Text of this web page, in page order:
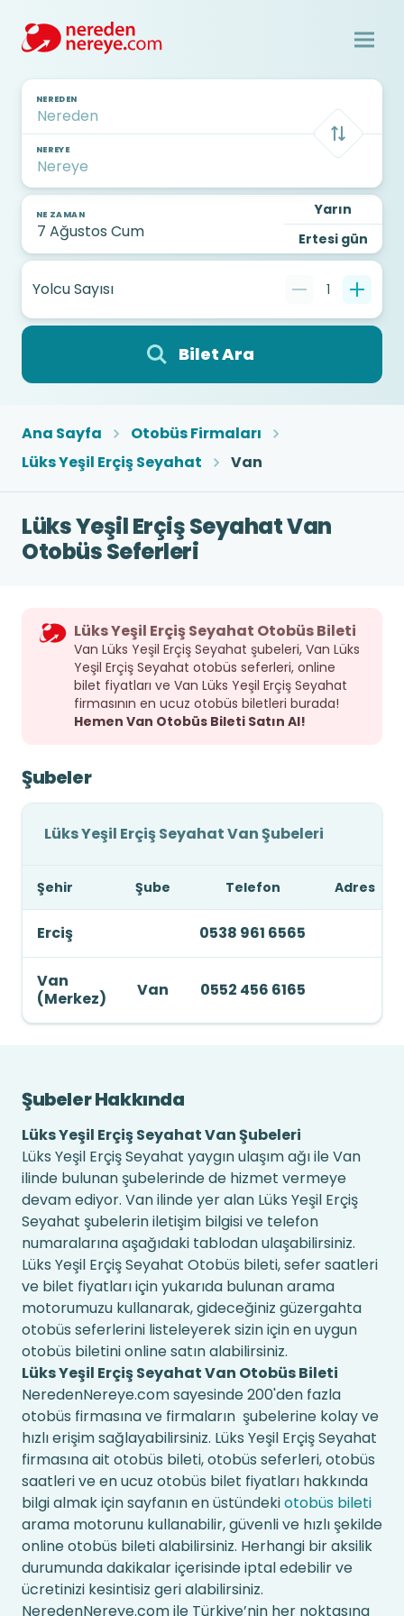
NEREDEN
NEREYE
NE ZAMAN
Yarın
Ertesi gün
Yolcu Sayısı 1
Bilet Ara
Ana Sayfa
Otobüs Firmaları
Lüks Yeşil Erçiş Seyahat
Van
Lüks Yeşil Erçiş Seyahat Van
Otobüs Seferleri
Lüks Yeşil Erçiş Seyahat Otobüs Bileti
Van Lüks Yeşil Erçiş Seyahat şubeleri, Van Lüks
Yeşil Erçiş Seyahat otobüs seferleri, online
bilet fiyatları ve Van Lüks Yeşil Erçiş Seyahat
firmasının en ucuz otobüs biletleri burada!
Hemen Van Otobüs Bileti Satın Al!
Şubeler
Lüks Yeşil Erçiş Seyahat Van Şubeleri
Şehir Şube Telefon Adres
Erciş 0538 961 6565
Van
(Merkez)
Van 0552 456 6165
Şubeler Hakkında
Lüks Yeşil Erçiş Seyahat Van Şubeleri
Lüks Yeşil Erçiş Seyahat yaygın ulaşım ağı ile Van
ilinde bulunan şubelerinde de hizmet vermeye
devam ediyor. Van ilinde yer alan Lüks Yeşil Erçiş
Seyahat şubelerin iletişim bilgisi ve telefon
numaralarına aşağıdaki tablodan ulaşabilirsiniz.
Lüks Yeşil Erçiş Seyahat Otobüs bileti, sefer saatleri
ve bilet fiyatları için yukarıda bulunan arama
motorumuzu kullanarak, gideceğiniz güzergahta
otobüs seferlerini listeleyerek sizin için en uygun
otobüs biletini online satın alabilirsiniz.
Lüks Yeşil Erçiş Seyahat Van Otobüs Bileti
NeredenNereye.com sayesinde 200'den fazla
otobüs firmasına ve firmaların şubelerine kolay ve
hızlı erişim sağlayabilirsiniz. Lüks Yeşil Erçiş Seyahat
firmasına ait otobüs bileti, otobüs seferleri, otobüs
saatleri ve en ucuz otobüs bilet fiyatları hakkında
bilgi almak için sayfanın en üstündekiotobüs bileti
arama motorunu kullanabilir, güvenli ve hızlı şekilde
online otobüs bileti alabilirsiniz. Herhangi bir aksilik
durumunda dakikalar içerisinde iptal edebilir ve
ücretinizi kesintisiz geri alabilirsiniz.
NeredenNereye.com ile Türkiye’nin her noktasına